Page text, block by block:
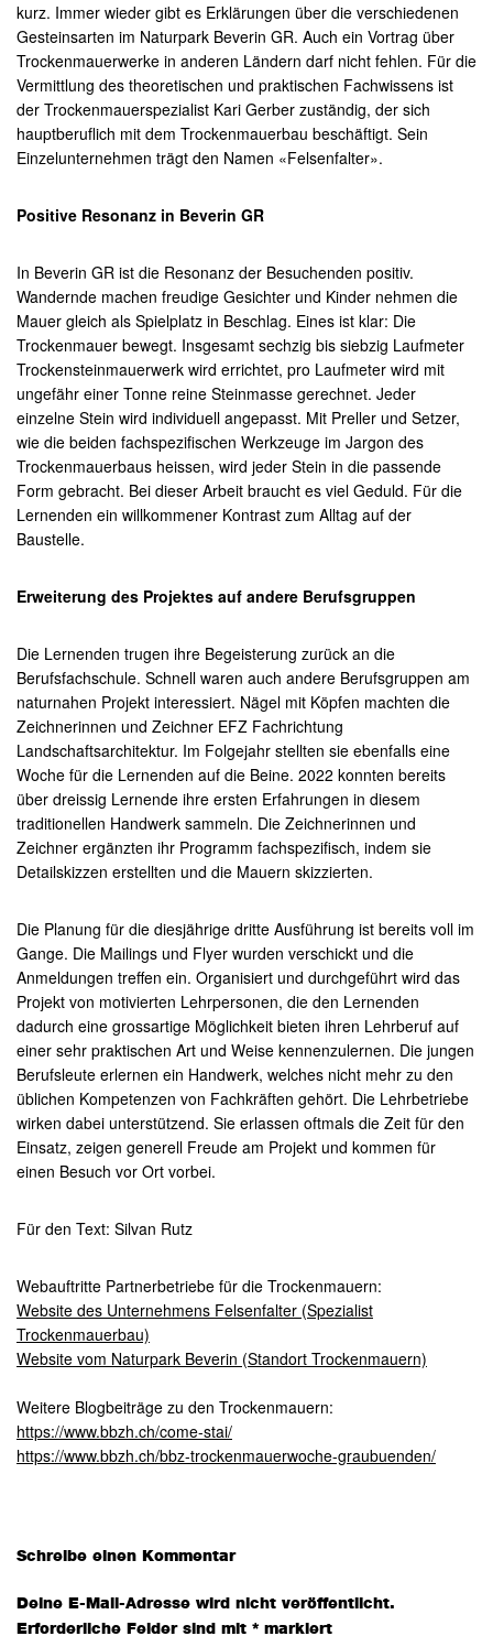
kurz. Immer wieder gibt es Erklärungen über die verschiedenen
Gesteinsarten im Naturpark Beverin GR. Auch ein Vortrag über
Trockenmauerwerke in anderen Ländern darf nicht fehlen. Für die
Vermittlung des theoretischen und praktischen Fachwissens ist
der Trockenmauerspezialist Kari Gerber zuständig, der sich
hauptberuflich mit dem Trockenmauerbau beschäftigt. Sein
Einzelunternehmen trägt den Namen «Felsenfalter».
Positive Resonanz in Beverin GR
In Beverin GR ist die Resonanz der Besuchenden positiv.
Wandernde machen freudige Gesichter und Kinder nehmen die
Mauer gleich als Spielplatz in Beschlag. Eines ist klar: Die
Trockenmauer bewegt. Insgesamt sechzig bis siebzig Laufmeter
Trockensteinmauerwerk wird errichtet, pro Laufmeter wird mit
ungefähr einer Tonne reine Steinmasse gerechnet. Jeder
einzelne Stein wird individuell angepasst. Mit Preller und Setzer,
wie die beiden fachspezifischen Werkzeuge im Jargon des
Trockenmauerbaus heissen, wird jeder Stein in die passende
Form gebracht. Bei dieser Arbeit braucht es viel Geduld. Für die
Lernenden ein willkommener Kontrast zum Alltag auf der
Baustelle.
Erweiterung des Projektes auf andere Berufsgruppen
Die Lernenden trugen ihre Begeisterung zurück an die
Berufsfachschule. Schnell waren auch andere Berufsgruppen am
naturnahen Projekt interessiert. Nägel mit Köpfen machten die
Zeichnerinnen und Zeichner EFZ Fachrichtung
Landschaftsarchitektur. Im Folgejahr stellten sie ebenfalls eine
Woche für die Lernenden auf die Beine. 2022 konnten bereits
über dreissig Lernende ihre ersten Erfahrungen in diesem
traditionellen Handwerk sammeln. Die Zeichnerinnen und
Zeichner ergänzten ihr Programm fachspezifisch, indem sie
Detailskizzen erstellten und die Mauern skizzierten.
Die Planung für die diesjährige dritte Ausführung ist bereits voll im
Gange. Die Mailings und Flyer wurden verschickt und die
Anmeldungen treffen ein. Organisiert und durchgeführt wird das
Projekt von motivierten Lehrpersonen, die den Lernenden
dadurch eine grossartige Möglichkeit bieten ihren Lehrberuf auf
einer sehr praktischen Art und Weise kennenzulernen. Die jungen
Berufsleute erlernen ein Handwerk, welches nicht mehr zu den
üblichen Kompetenzen von Fachkräften gehört. Die Lehrbetriebe
wirken dabei unterstützend. Sie erlassen oftmals die Zeit für den
Einsatz, zeigen generell Freude am Projekt und kommen für
einen Besuch vor Ort vorbei.
Für den Text: Silvan Rutz
Webauftritte Partnerbetriebe für die Trockenmauern:
Website des Unternehmens Felsenfalter (Spezialist
Trockenmauerbau)
Website vom Naturpark Beverin (Standort Trockenmauern)
Weitere Blogbeiträge zu den Trockenmauern:
https://www.bbzh.ch/come-stai/
https://www.bbzh.ch/bbz-trockenmauerwoche-graubuenden/
Leser-
Interaktionen
Schreibe einen Kommentar
Deine E-Mail-Adresse wird nicht veröffentlicht.
Erforderliche Felder sind mit *markiert